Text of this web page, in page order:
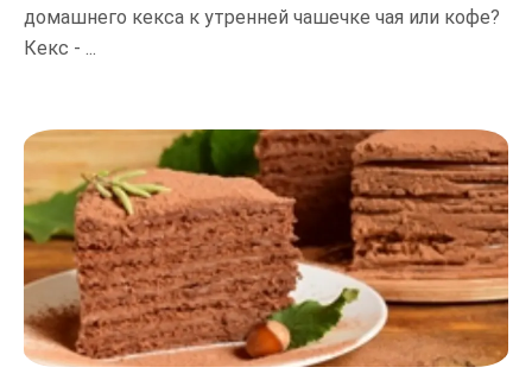
домашнего кекса к утренней чашечке чая или кофе?
Кекс - ...